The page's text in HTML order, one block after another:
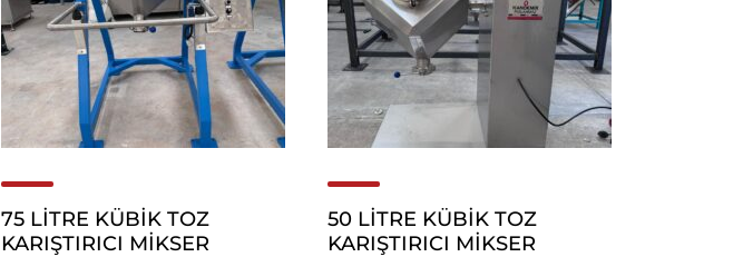
75 LİTRE KÜBİK TOZ
KARIŞTIRICI MİKSER
50 LİTRE KÜBİK TOZ
KARIŞTIRICI MİKSER